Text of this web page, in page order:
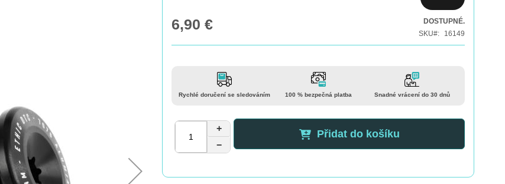
6,90 €
DOSTUPNÉ.
SKU
16149
Rychlé doručení se sledováním 100 % bezpečná platba Snadné vrácení do 30 dnů
+
−
Přidat do košíku